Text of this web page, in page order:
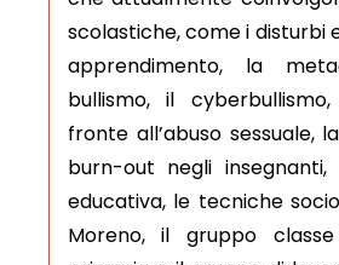
scolastiche, come i disturbi
apprendimento, la
bullismo, il
fronte all’abuso sessuale,
burn-out negli insegnanti,
educativa, le tecniche
Moreno, il gruppo